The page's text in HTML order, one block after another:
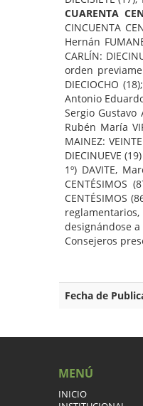
CUARENTA
CINCUENTA
Hernán
CARLÍN:
orden
DIECIOCHO
Antonio Eduardo
Sergio Gustavo
Rubén María
MAINEZ:
DIECINUEVE
1º) DAVITE,
CENTÉSIMOS
CENTÉSIMOS
designándose a
Consejeros
Fecha de
MENÚ
INICIO